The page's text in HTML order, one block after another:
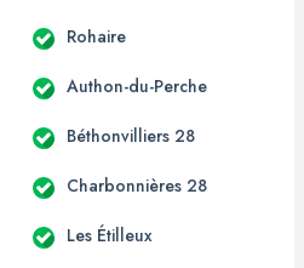
Rohaire
Authon-du-Perche
Béthonvilliers 28
Charbonnières 28
Les Étilleux